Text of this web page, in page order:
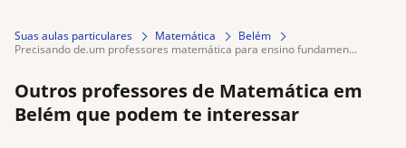
Suas aulas particulares Matemática
Belém
precisando de.um professores matemática para ensino fundamen...
Outros professores de Matemática em
Belém que podem te interessar